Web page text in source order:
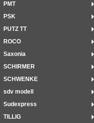
PMT
PSK
PUTZ TT
ROCO
Saxonia
SCHIRMER
SCHWENKE
sdv modell
Sudexpress
TILLIG